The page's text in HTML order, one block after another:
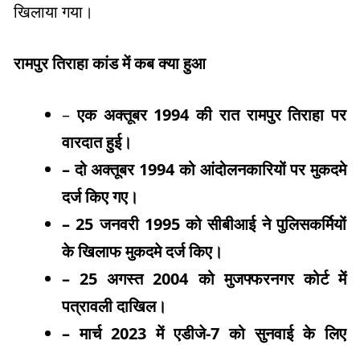
खिलाया गया।
रामपुर तिराहा कांड में कब क्या हुआ
–एक अक्तूबर 1994 की रात रामपुर तिराहा पर
वारदात हुई।
– दो अक्तूबर 1994 को आंदोलनकारियों पर मुकदमे
दर्ज किए गए।
– 25 जनवरी 1995 को सीबीआई ने पुलिसकर्मियों
के खिलाफ मुकदमे दर्ज किए।
– 25 अगस्त 2004 को मुजफ्फरनगर कोर्ट में
पत्रावली दाखिल।
– मार्च 2023 में एडीजे-7 को सुनवाई के लिए